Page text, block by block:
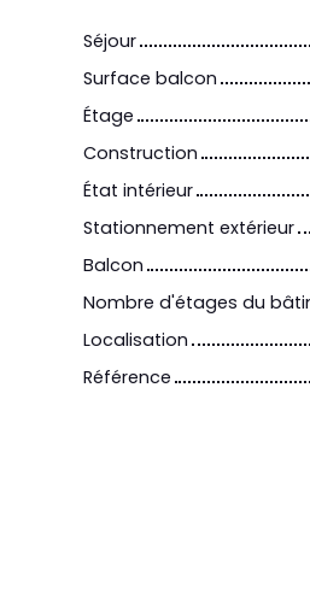
Séjour
Surface balcon
Étage
Construction
État intérieur
Stationnement extérieur
Balcon
Nombre d'étages du
Localisation
Référence